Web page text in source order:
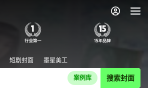
短剧封面 墨星美工
案例库 搜索封面